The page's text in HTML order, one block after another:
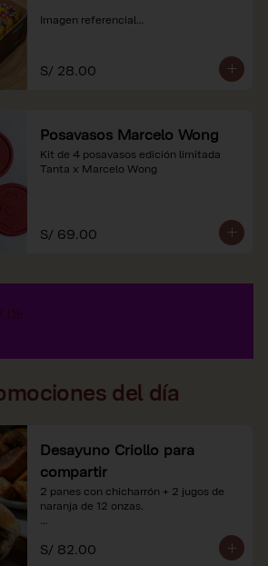
Imagen referencial
soles e incluyen impuestos de ley y
recargo al consumo.
S/ 28.00
Posavasos Marcelo Wong
Kit de 4 posavasos edición limitada
Tanta x Marcelo Wong
S/ 69.00
del día
Desayuno Criollo para
compartir
2 panes con chicharrón + 2 jugos de
naranja de 12 onzas.
*Nuestros precios están expresados en
soles e incluyen impuestos de ley y
S/ 82.00